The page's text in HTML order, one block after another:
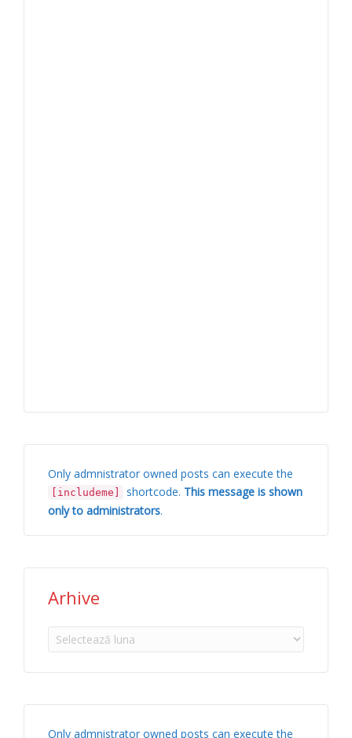
Only admnistrator owned posts can execute the
[includeme] shortcode. This message is shown
only to administrators.
Arhive
Arhive
Only admnistrator owned posts can execute the